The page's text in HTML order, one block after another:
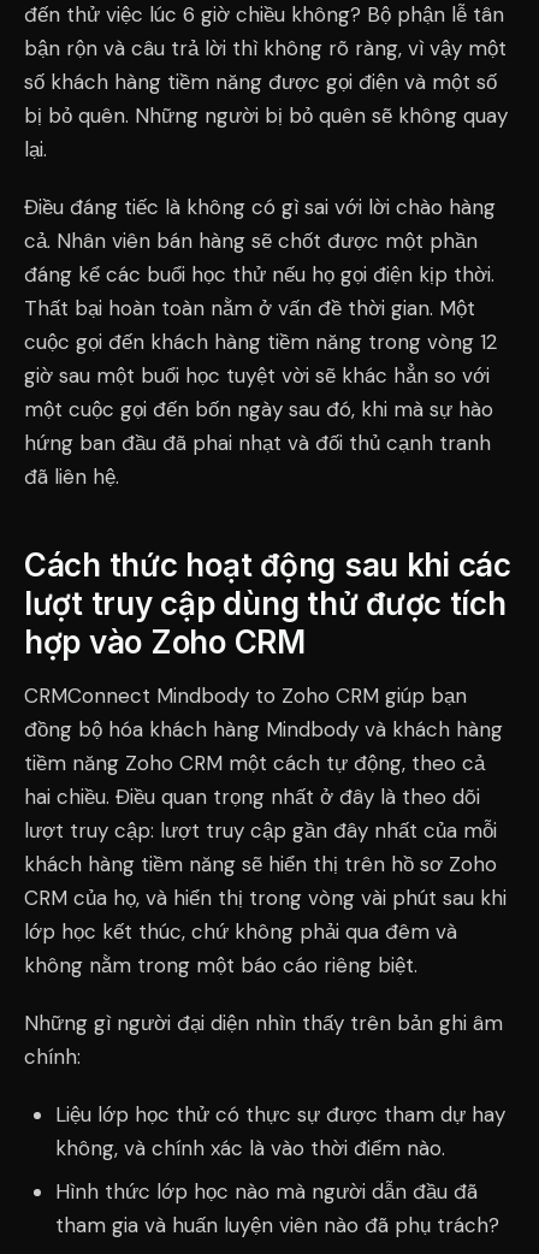
đến thử việc lúc 6 giờ chiều không? Bộ phận lễ tân
bận rộn và câu trả lời thì không rõ ràng, vì vậy một
số khách hàng tiềm năng được gọi điện và một số
bị bỏ quên. Những người bị bỏ quên sẽ không quay
lại.
Điều đáng tiếc là không có gì sai với lời chào hàng
cả. Nhân viên bán hàng sẽ chốt được một phần
đáng kể các buổi học thử nếu họ gọi điện kịp thời.
Thất bại hoàn toàn nằm ở vấn đề thời gian. Một
cuộc gọi đến khách hàng tiềm năng trong vòng 12
giờ sau một buổi học tuyệt vời sẽ khác hẳn so với
một cuộc gọi đến bốn ngày sau đó, khi mà sự hào
hứng ban đầu đã phai nhạt và đối thủ cạnh tranh
đã liên hệ.
Cách thức hoạt động sau khi các
lượt truy cập dùng thử được tích
hợp vào Zoho CRM
CRMConnect Mindbody to Zoho CRM giúp bạn
đồng bộ hóa khách hàng Mindbody và khách hàng
tiềm năng Zoho CRM một cách tự động, theo cả
hai chiều. Điều quan trọng nhất ở đây là theo dõi
lượt truy cập: lượt truy cập gần đây nhất của mỗi
khách hàng tiềm năng sẽ hiển thị trên hồ sơ Zoho
CRM của họ, và hiển thị trong vòng vài phút sau khi
lớp học kết thúc, chứ không phải qua đêm và
không nằm trong một báo cáo riêng biệt.
Những gì người đại diện nhìn thấy trên bản ghi âm
chính:
Liệu lớp học thử có thực sự được tham dự hay
không, và chính xác là vào thời điểm nào.
Hình thức lớp học nào mà người dẫn đầu đã
tham gia và huấn luyện viên nào đã phụ trách?